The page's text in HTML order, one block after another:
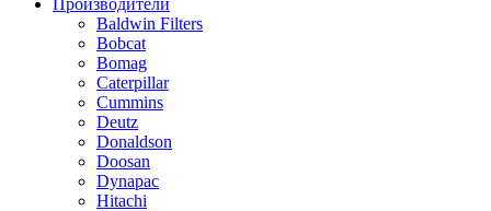
Производители
Baldwin Filters
Bobcat
Bomag
Caterpillar
Cummins
Deutz
Donaldson
Doosan
Dynapac
Hitachi